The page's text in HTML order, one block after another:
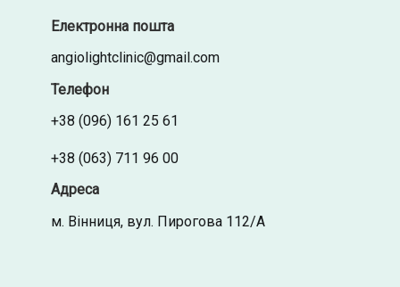
Електронна пошта
angiolightclinic@gmail.com
Телефон
+38 (096) 161 25 61
+38 (063) 711 96 00
Адреса
м. Вінниця, вул. Пирогова 112/А